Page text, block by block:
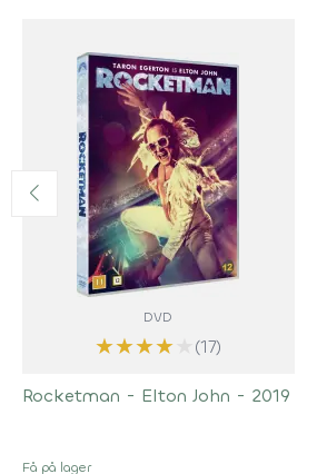
DVD
★★★★ (17)
Rocketman - Elton John - 2019
Få på lager